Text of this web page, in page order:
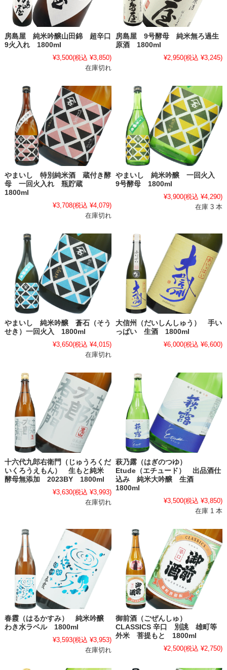
房島屋 純米吟醸山田錦 超辛口
9火入れ 1800ml
¥3,500(税込 ¥3,850)
在庫切れ
房島屋 9号酵母 純米無ろ過生
原酒 1800ml
¥2,950(税込 ¥3,245)
やまいし 特別純米酒 蔵付き酵
母 一回火入れ 瓶貯蔵
1800ml
¥3,708(税込 ¥4,079)
在庫切れ
やまいし 純米吟醸 一回火入
9号酵母 1800ml
¥3,900(税込 ¥4,290)
在庫 3 本
やまいし 純米吟醸 蒼石（そう
せき）一回火入 1800ml
¥3,650(税込 ¥4,015)
在庫切れ
大信州（だいしんしゅう） 手い
っぱい 生酒 1800ml
¥6,000(税込 ¥6,600)
十六代九郎右衛門（じゅうろくだ
いくろうえもん） 生もと純米
酵母無添加 2023BY 1800ml
¥3,630(税込 ¥3,993)
在庫切れ
萩乃露（はぎのつゆ）
Etude（エチュード） 出品酒仕
込み 純米大吟醸 生酒
1800ml
¥3,500(税込 ¥3,850)
在庫 1 本
春霞（はるかすみ） 純米吟醸
わき水ラベル 1800ml
¥3,593(税込 ¥3,953)
在庫切れ
御前酒（ごぜんしゅ）
CLASSICS 辛口 別誂 雄町等
外米 菩提もと 1800ml
¥2,500(税込 ¥2,750)